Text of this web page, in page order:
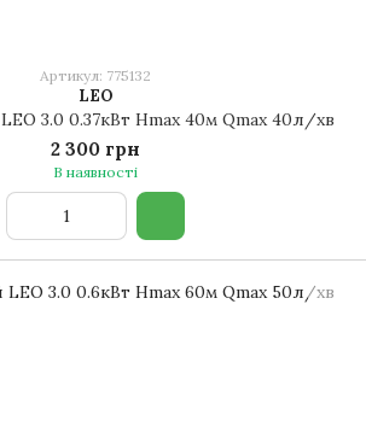
Артикул: 775132
LEO
3.0 0.37кВт Hmax 40м Qmax 40л/хв
2 300 грн
В наявності